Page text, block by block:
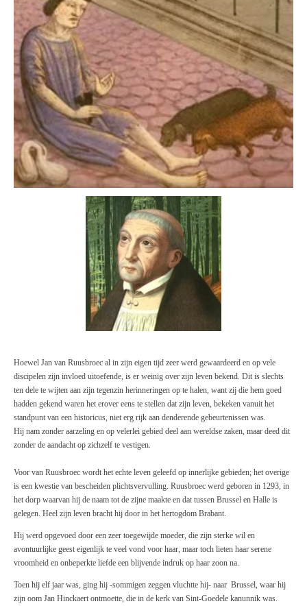
Hoewel Jan van Ruusbroec al in zijn eigen tijd zeer werd gewaardeerd en op vele
discipelen zijn invloed uitoefende, is er weinig over zijn leven bekend. Dit is slechts
ten dele te wijten aan zijn tegenzin herinneringen op te halen, want zij die hem goed
hadden gekend waren het erover eens te stellen dat zijn leven, bekeken vanuit het
standpunt van een historicus, niet erg rijk aan denderende gebeurtenissen was.
Hij nam zonder aarzeling en op velerlei gebied deel aan wereldse zaken, maar deed dit
zonder de aandacht op zichzelf te vestigen.
Voor van Ruusbroec wordt het echte leven geleefd op innerlijke gebieden; het overige
is een kwestie van bescheiden plichtsvervulling. Ruusbroec werd geboren in 1293, in
het dorp waarvan hij de naam tot de zijne maakte en dat tussen Brussel en Halle is
gelegen. Heel zijn leven bracht hij door in het hertogdom Brabant.
Hij werd opgevoed door een zeer toegewijde moeder, die zijn sterke wil en
avontuurlijke geest eigenlijk te veel vond voor haar, maar toch lieten haar serene
vroomheid en onbeperkte liefde een blijvende indruk op haar zoon na.
Toen hij elf jaar was, ging hij -sommigen zeggen vluchtte hij- naar Brussel, waar hij
zijn oom Jan Hinckaert ontmoette, die in de kerk van Sint-Goedele kanunnik was.